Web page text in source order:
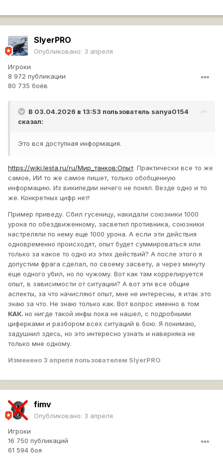
SlyerPRO
Опубликовано: 3 апреля
Игроки
8 972 публикации
80 735 боёв
В 03.04.2026 в 13:53 пользователь sanya0154
сказал:
Это вся доступная информация.
https://wiki.lesta.ru/ru/Мир_танков:Опыт. Практически все то же
самое, ИИ то же самое пишет, только обобщенную
информацию. Из википедии ничего не понял. Везде одно и то
же. Конкретных цифр нет!
Пример приведу. Сбил гусеницу, накидали союзники 1000
урона по обездвиженному, засветил противника, союзники
настреляли по нему еще 1000 урона. А если эти действия
одновременно происходят, опыт будет суммироваться или
только за какое то одно из этих действий? А после этого я
допустим фрага сделал, по своему засвету, а через минуту
еще одного убил, но по чужому. Вот как там коррелируется
опыт, в зависимости от ситуации? А вот эти все общие
аспекты, за что начисляют опыт, мне не интересны, я итак это
знаю за что. Не знаю только как. Вот вопрос именно в том
КАК. но нигде такой инфы пока не нашел, с подробными
циферками и разбором всех ситуаций в бою. Я понимаю,
задушнил здесь, но это интересно узнать и наверняка не
только мне одному.
Изменено 3 апреля пользователем SlyerPRO
fimv
Опубликовано: 3 апреля
Игроки
16 750 публикаций
61 594 боя